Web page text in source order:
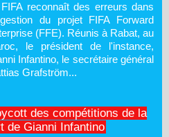
reconnaît des erreurs dans
du projet FIFA Forward
(FFE). Réunis à Rabat, au
le président de l'instance,
Infantino, le secrétaire général
Grafström...
des compétitions de la
de Gianni Infantino